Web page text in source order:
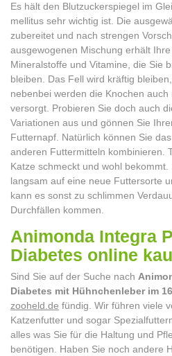
Es hält den Blutzuckerspiegel im
mellitus sehr wichtig ist. Die
zubereitet und nach strengen
ausgewogenen Mischung erhält
Mineralstoffe und Vitamine, die Sie
bleiben. Das Fell wird kräftig
nebenbei werden die Knochen
versorgt. Probieren Sie doch auch
Variationen aus und gönnen Sie
Futternapf. Natürlich können Sie
anderen Futtermitteln kombinieren.
Katze schmeckt und wohl
langsam auf eine neue Futtersorte
kann es sonst zu schlimmen
Durchfällen kommen.
Animonda Integra
Diabetes online
Sind Sie auf der Suche nach
Diabetes mit Hühnchenleber im
zooheld.de fündig. Wir führen viele
Katzenfutter und sogar
alles was Sie für die Haltung und
benötigen. Haben Sie noch andere